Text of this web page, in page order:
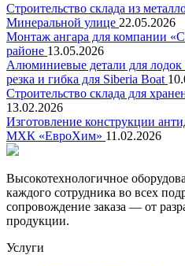
Строительство склада из
Минеральной улице 22.05.2026
Монтаж ангара для компании
районе 13.05.2026
Алюминиевые детали для лодок
резка и гибка для Siberia Boat
Строительство склада для
13.02.2026
Изготовление конструкции
МХК «ЕвроХим» 11.02.2026
Высокотехнологичное
каждого сотрудника во всех
сопровождение заказа — от
продукции.
Услуги